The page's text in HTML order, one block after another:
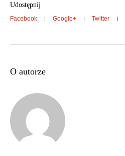
Udostępnij
Facebook Google+ Twitter
O autorze